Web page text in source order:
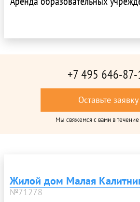
+7 495 646-
Оставьте заявку
Мы свяжемся с вами в
Жилой дом Малая
№71278